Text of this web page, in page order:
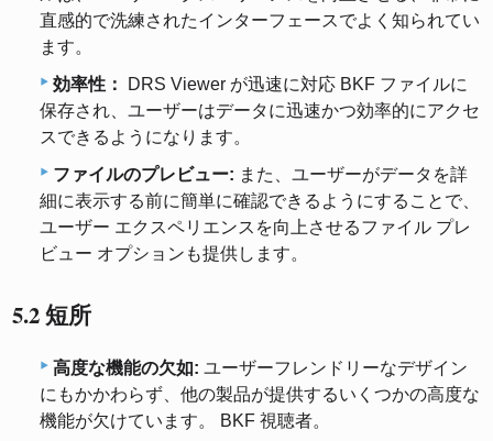
直感的で洗練されたインターフェースでよく知られてい
ます。
効率性：
DRS Viewer が迅速に対応 BKF ファイルに
保存され、ユーザーはデータに迅速かつ効率的にアクセ
スできるようになります。
ファイルのプレビュー: また、ユーザーがデータを詳
細に表示する前に簡単に確認できるようにすることで、
ユーザー エクスペリエンスを向上させるファイル プレ
ビュー オプションも提供します。
5.2 短所
高度な機能の欠如: ユーザーフレンドリーなデザイン
にもかかわらず、他の製品が提供するいくつかの高度な
機能が欠けています。 BKF 視聴者。